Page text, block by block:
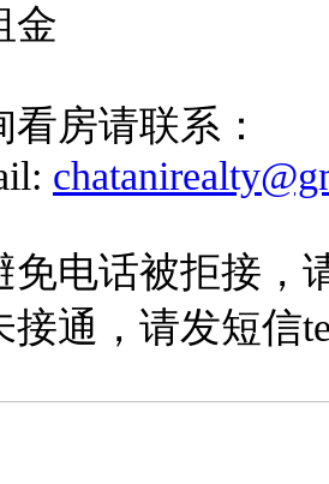
金
看房请联系：
免电话被拒接，
接通，请发短信